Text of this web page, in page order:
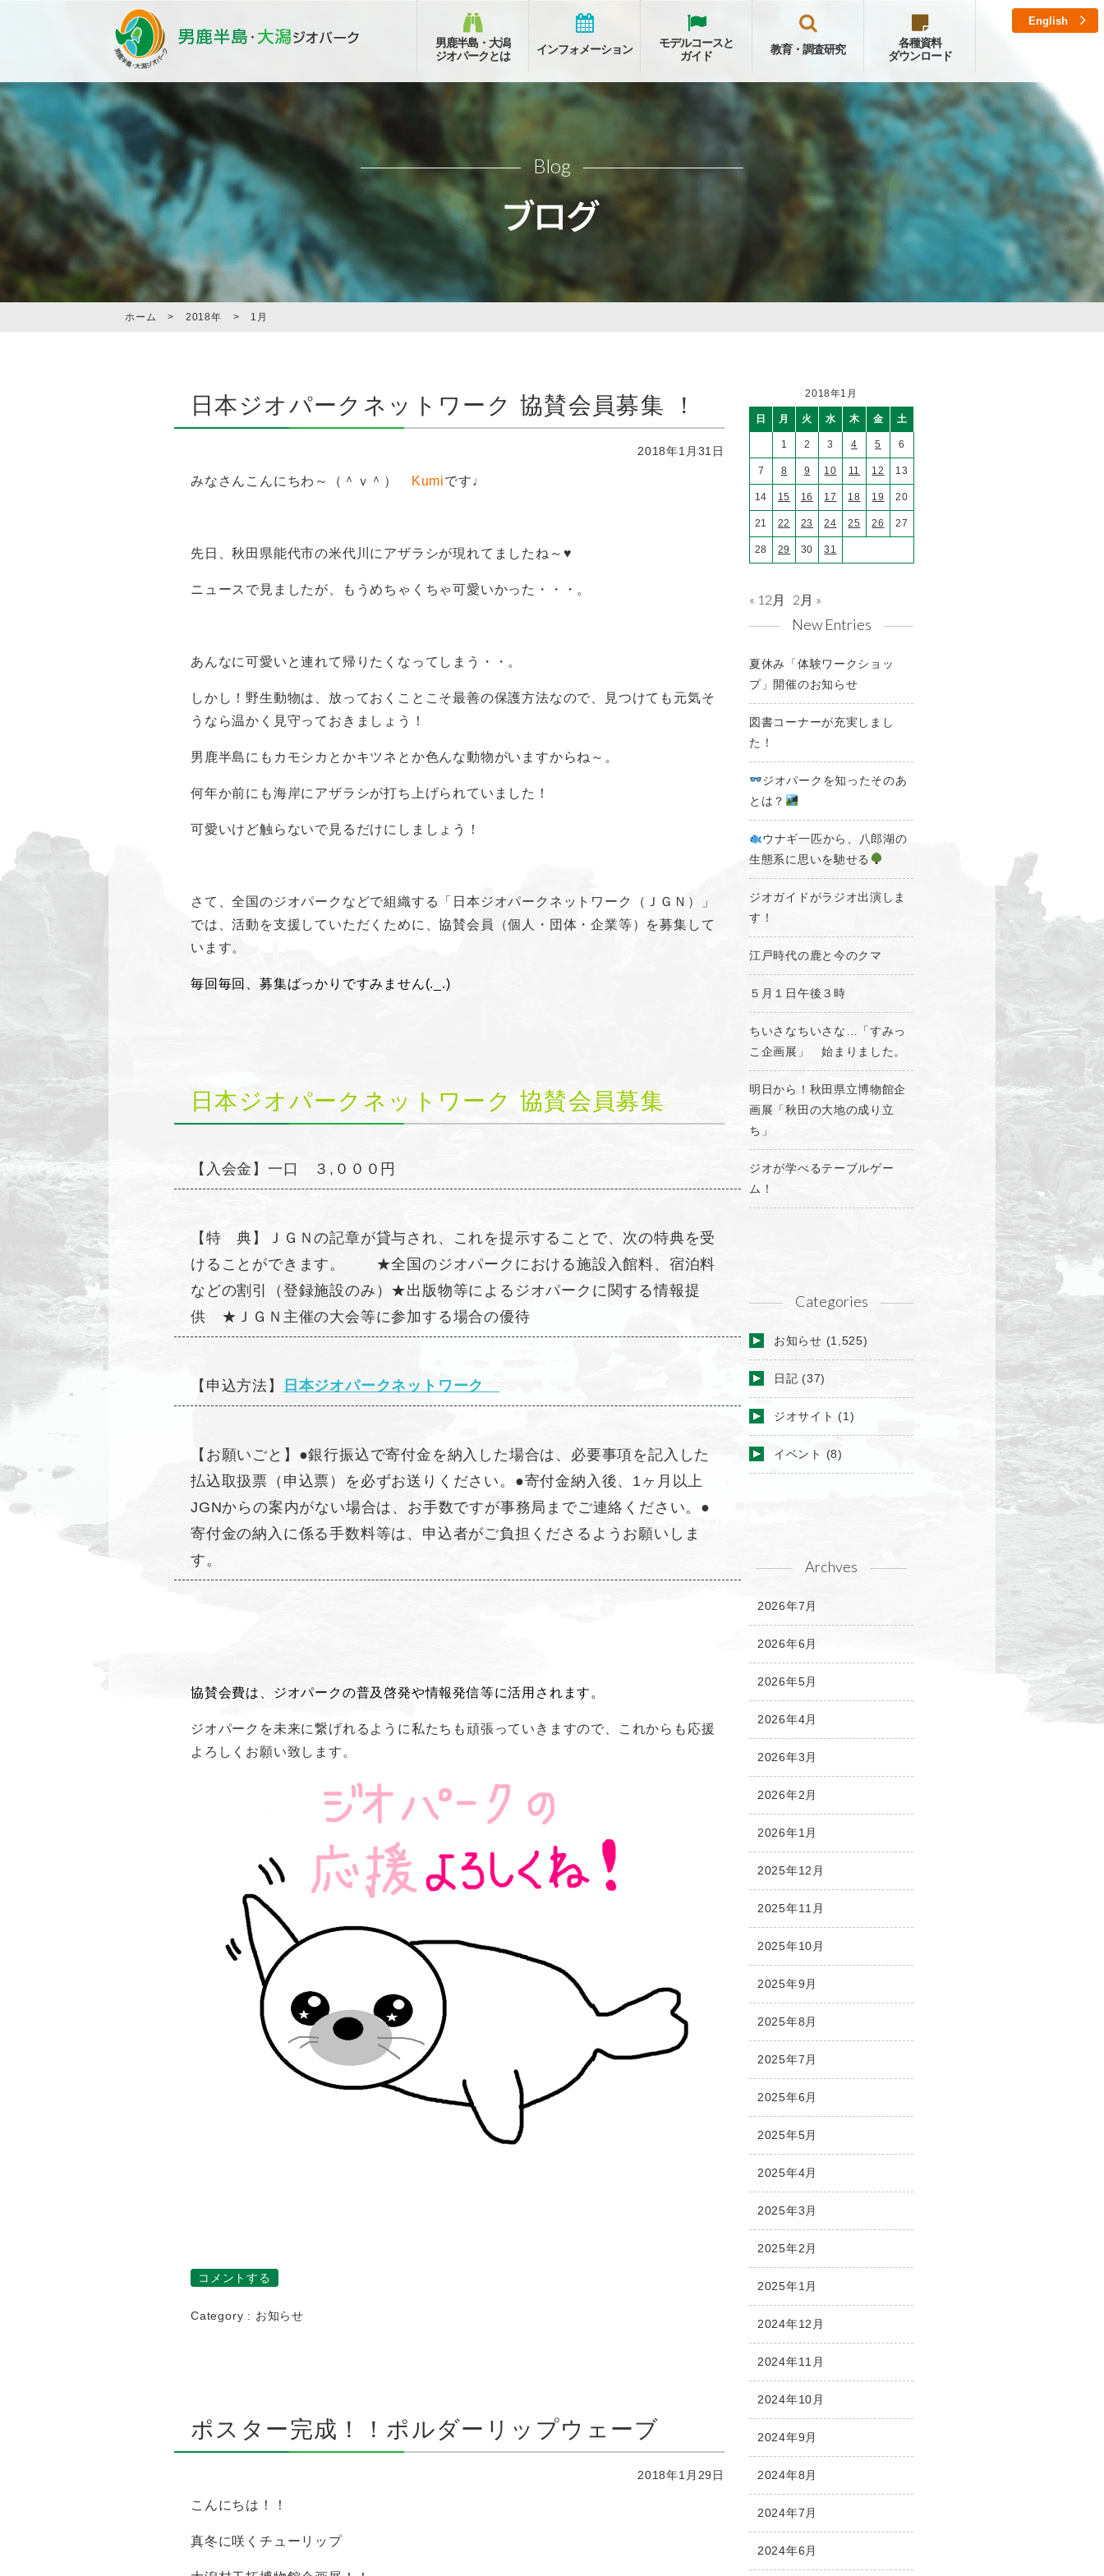
男鹿半島・大潟
ジオパークとは
インフォメーション
モデルコースと
ガイド
教育・調査研究
各種資料
ダウンロード
English
Blog
ホーム > 2018年 > 1月
日本ジオパークネットワーク 協賛会員募集 ！
2018年1月31日
みなさんこんにちわ～（＾ｖ＾） Kumiです♩
先日、秋田県能代市の米代川にアザラシが現れてましたね～♥
ニュースで見ましたが、もうめちゃくちゃ可愛いかった・・・。
あんなに可愛いと連れて帰りたくなってしまう・・。
しかし！野生動物は、放っておくことこそ最善の保護方法なので、見つけても元気そ
うなら温かく見守っておきましょう！
男鹿半島にもカモシカとかキツネとか色んな動物がいますからね～。
何年か前にも海岸にアザラシが打ち上げられていました！
可愛いけど触らないで見るだけにしましょう！
さて、全国のジオパークなどで組織する「日本ジオパークネットワーク（ＪＧＮ）」
では、活動を支援していただくために、協賛会員（個人・団体・企業等）を募集して
います。
毎回毎回、募集ばっかりですみません(._.)
日本ジオパークネットワーク 協賛会員募集
【入会金】一口 ３,０００円
【特 典】ＪＧＮの記章が貸与され、これを提示することで、次の特典を受
けることができます。 ★全国のジオパークにおける施設入館料、宿泊料
などの割引（登録施設のみ）★出版物等によるジオパークに関する情報提
供 ★ＪＧＮ主催の大会等に参加する場合の優待
【申込方法】 日本ジオパークネットワーク
【お願いごと】●銀行振込で寄付金を納入した場合は、必要事項を記入した
払込取扱票（申込票）を必ずお送りください。●寄付金納入後、1ヶ月以上
JGNからの案内がない場合は、お手数ですが事務局までご連絡ください。●
寄付金の納入に係る手数料等は、申込者がご負担くださるようお願いしま
す。
協賛会費は、ジオパークの普及啓発や情報発信等に活用されます。
ジオパークを未来に繋げれるように私たちも頑張っていきますので、これからも応援
よろしくお願い致します。
コメントする
Category : お知らせ
ポスター完成！！ポルダーリップウェーブ
2018年1月29日
こんにちは！！
真冬に咲くチューリップ
2018年1月
日 月 火 水 木 金 土
1 2 3 4 5 6
7 8 9 10 11 12 13
14 15 16 17 18 19 20
21 22 23 24 25 26 27
28 29 30 31
« 12月 2月 »
New Entries
夏休み「体験ワークショッ
プ」開催のお知らせ
図書コーナーが充実しまし
た！
ジオパークを知ったそのあ
とは？
ウナギ一匹から、八郎湖の
生態系に思いを馳せる
ジオガイドがラジオ出演しま
す！
江戸時代の鹿と今のクマ
５月１日午後３時
ちいさなちいさな…「すみっ
こ企画展」 始まりました。
明日から！秋田県立博物館企
画展「秋田の大地の成り立
ち」
ジオが学べるテーブルゲー
ム！
Categories
お知らせ (1,525)
日記 (37)
ジオサイト (1)
イベント (8)
Archves
2026年7月
2026年6月
2026年5月
2026年4月
2026年3月
2026年2月
2026年1月
2025年12月
2025年11月
2025年10月
2025年9月
2025年8月
2025年7月
2025年6月
2025年5月
2025年4月
2025年3月
2025年2月
2025年1月
2024年12月
2024年11月
2024年10月
2024年9月
2024年8月
2024年7月
2024年6月